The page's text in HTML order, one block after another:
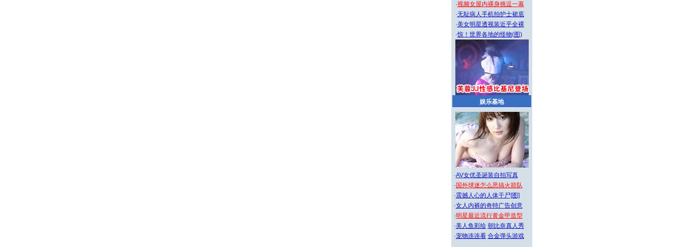
·视频女屋内裸身挑逗一幕
·无耻病人手机拍护士裙底
·美女明星透视装近乎全裸
·惊！世界各地的怪物(图)
娱乐基地
·AV女优圣诞装自拍写真
· 国外球迷怎么恶搞火箭队
·震撼人心的人体干尸[图]
·女人内裤的奇特广告创意
·明星最近流行黄金甲造型
·美人鱼彩绘 朝比奈真人秀
·宠物连连看 合金弹头游戏